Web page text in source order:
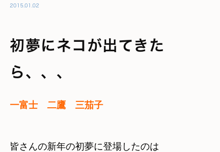
2015.01.02
初夢にネコが出てきた
ら、、、
一富士　二鷹　三茄子
皆さんの新年の初夢に登場したのは